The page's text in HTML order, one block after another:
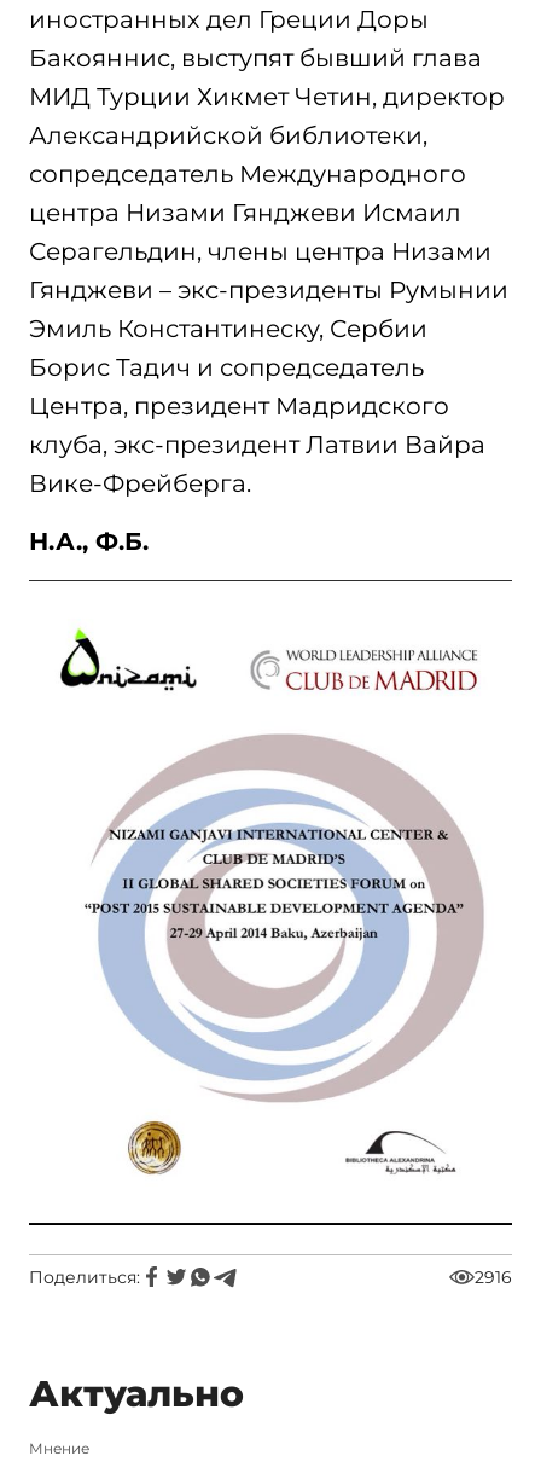
иностранных дел Греции Доры
Бакояннис, выступят бывший глава
МИД Турции Хикмет Четин, директор
Александрийской библиотеки,
сопредседатель Международного
центра Низами Гянджеви Исмаил
Серагельдин, члены центра Низами
Гянджеви – экс-президенты Румынии
Эмиль Константинеску, Сербии
Борис Тадич и сопредседатель
Центра, президент Мадридского
клуба, экс-президент Латвии Вайра
Вике-Фрейберга.
Н.А., Ф.Б.
Поделиться: 2916
Актуально
Мнение